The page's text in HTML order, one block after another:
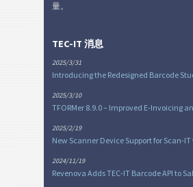
M
量。
TEC-IT 消息
2025/3/31
Introducing the Redesigned Barcode
2025/3/10
TFORMer 8.9.0 – Improved E-Invoicing
2025/2/19
New Scanner Device Support for Scan-
2024/11/19
Revenova Adds TEC-IT Barcode API to